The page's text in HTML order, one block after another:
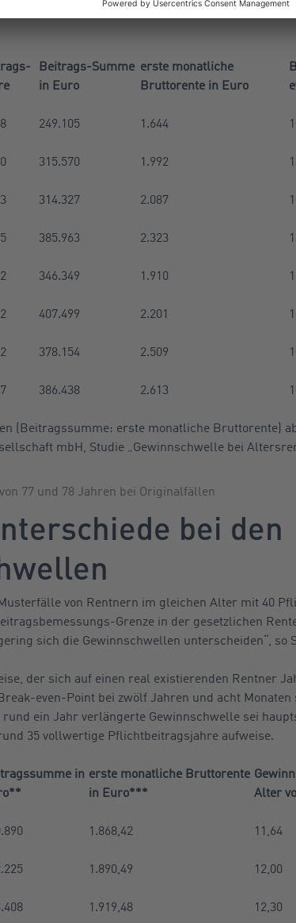
als 80.400 Euro, 2010 über 66.000 Euro, 2000
77 und 78 Jahren bei Originalfällen
Beitrags-Summe
in Euro
erste monatliche
Bruttorente in Euro
(Beitragssumme: erste monatliche Bruttorente)
mbH, Studie „Gewinnschwelle bei
249.105 1.644
315.570 1.992
314.327 2.087
385.963 2.323
346.349 1.910
407.499 2.201
378.154 2.509
386.438 2.613
bei den
von Rentnern im gleichen Alter mit 40
Grenze in der gesetzlichen
sich die Gewinnschwellen unterscheiden“, so
der sich auf einen real existierenden Rentner
even-Point bei zwölf Jahren und acht
ein Jahr verlängerte Gewinnschwelle sei
35 vollwertige Pflichtbeitragsjahre aufweise.
in erste monatliche Bruttorente
in Euro***
Alter
1.868,42 11,64
1.890,49 12,00
1.919,48 12,30